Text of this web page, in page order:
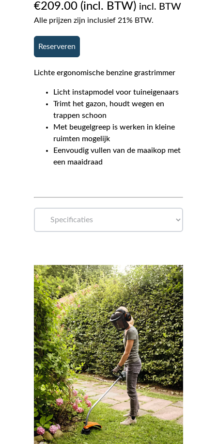
€209.00 incl. BTW
Alle prijzen zijn inclusief 21% BTW.
Reserveren
Lichte ergonomische benzine grastrimmer
Licht instapmodel voor tuineigenaars
Trimt het gazon, houdt wegen en
trappen schoon
Met beugelgreep is werken in kleine
ruimten mogelijk
Eenvoudig vullen van de maaikop met
een maaidraad